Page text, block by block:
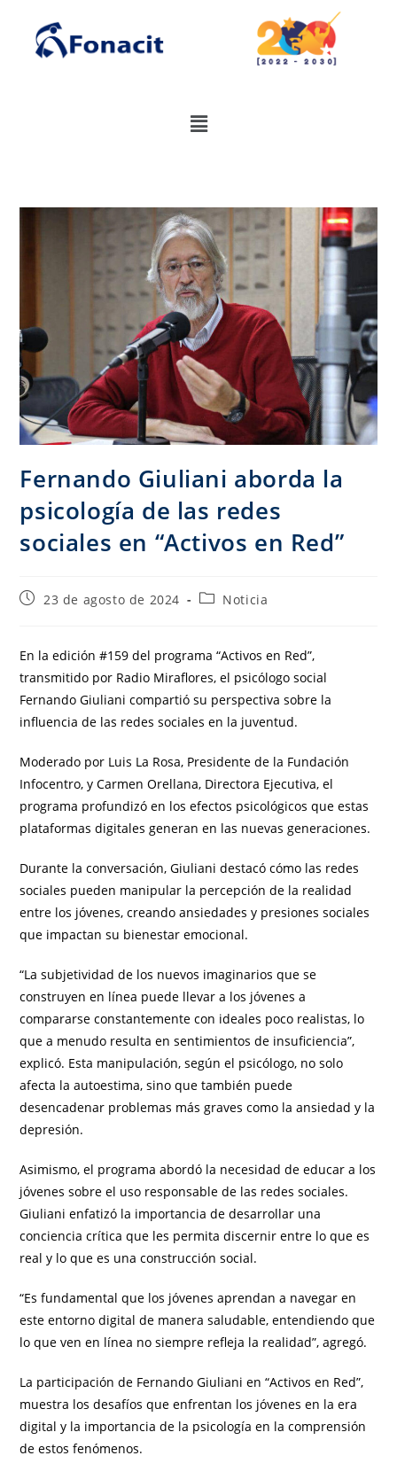
Fernando Giuliani aborda la
psicología de las redes
sociales en “Activos en Red”
23 de agosto de 2024 Noticia
En la edición #159 del programa “Activos en Red”,
transmitido por Radio Miraflores, el psicólogo social
Fernando Giuliani compartió su perspectiva sobre la
influencia de las redes sociales en la juventud.
Moderado por Luis La Rosa, Presidente de la Fundación
Infocentro, y Carmen Orellana, Directora Ejecutiva, el
programa profundizó en los efectos psicológicos que estas
plataformas digitales generan en las nuevas generaciones.
Durante la conversación, Giuliani destacó cómo las redes
sociales pueden manipular la percepción de la realidad
entre los jóvenes, creando ansiedades y presiones sociales
que impactan su bienestar emocional.
“La subjetividad de los nuevos imaginarios que se
construyen en línea puede llevar a los jóvenes a
compararse constantemente con ideales poco realistas, lo
que a menudo resulta en sentimientos de insuficiencia”,
explicó. Esta manipulación, según el psicólogo, no solo
afecta la autoestima, sino que también puede
desencadenar problemas más graves como la ansiedad y la
depresión.
Asimismo, el programa abordó la necesidad de educar a los
jóvenes sobre el uso responsable de las redes sociales.
Giuliani enfatizó la importancia de desarrollar una
conciencia crítica que les permita discernir entre lo que es
real y lo que es una construcción social.
“Es fundamental que los jóvenes aprendan a navegar en
este entorno digital de manera saludable, entendiendo que
lo que ven en línea no siempre refleja la realidad”, agregó.
La participación de Fernando Giuliani en “Activos en Red”,
muestra los desafíos que enfrentan los jóvenes en la era
digital y la importancia de la psicología en la comprensión
de estos fenómenos.